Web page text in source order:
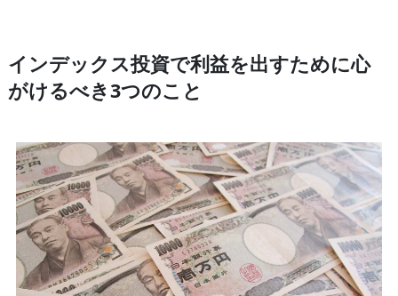
インデックス投資で利益を出すために心
がけるべき3つのこと